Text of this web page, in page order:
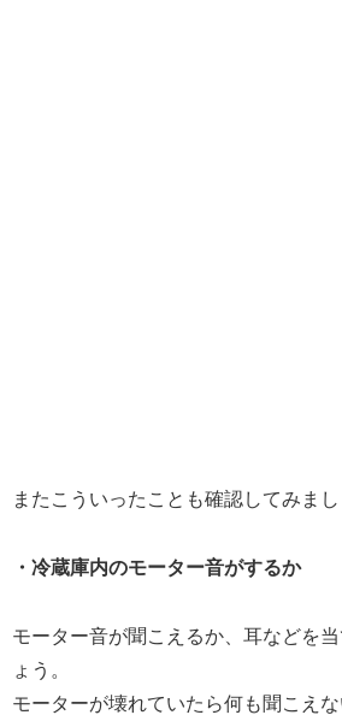
またこういったことも確認してみまし
・冷蔵庫内のモーター音がするか
モーター音が聞こえるか、耳などを
ょう。
モーターが壊れていたら何も聞こえ